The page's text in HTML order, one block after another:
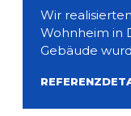
Wir
Wohnheim in
Gebäude